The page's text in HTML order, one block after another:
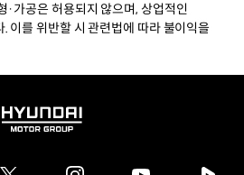
·가공은 허용되지 않으며, 상업적인
이를 위반할 시 관련법에 따라 불이익을
HYUNDAI
GROUP